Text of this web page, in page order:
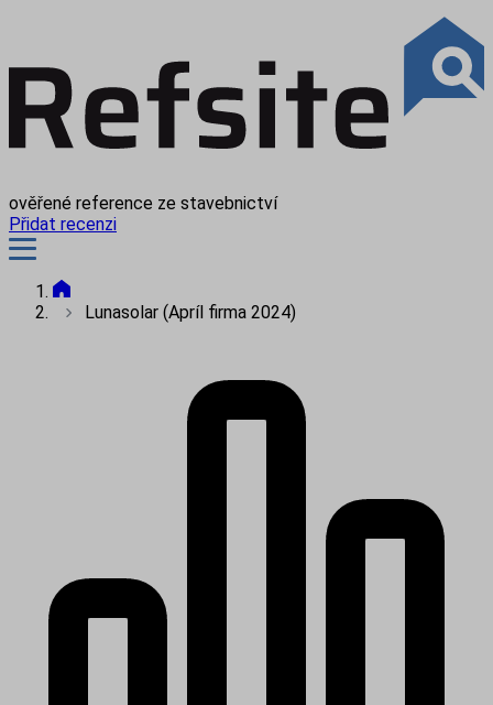
ověřené reference ze stavebnictví
Přidat recenzi
Lunasolar (Apríl firma 2024)